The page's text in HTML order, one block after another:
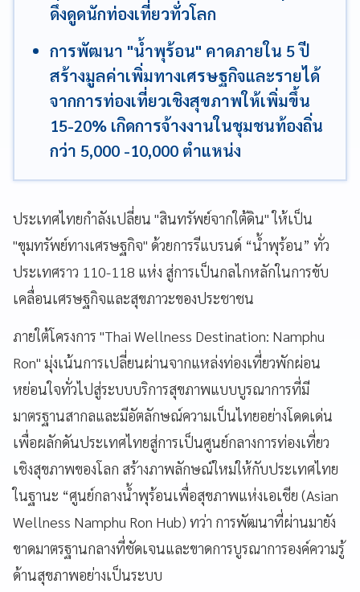
ดึงดูดนักท่องเที่ยวทั่วโลก
การพัฒนา "น้ำพุร้อน" คาดภายใน 5 ปี
สร้างมูลค่าเพิ่มทางเศรษฐกิจและรายได้
จากการท่องเที่ยวเชิงสุขภาพให้เพิ่มขึ้น
15-20% เกิดการจ้างงานในชุมชนท้องถิ่น
กว่า 5,000 -10,000 ตำแหน่ง
ประเทศไทยกำลังเปลี่ยน "สินทรัพย์จากใต้ดิน" ให้เป็น
"ขุมทรัพย์ทางเศรษฐกิจ" ด้วยการรีแบรนด์ “น้ำพุร้อน” ทั่ว
ประเทศราว 110-118 แห่ง สู่การเป็นกลไกหลักในการขับ
เคลื่อนเศรษฐกิจและสุขภาวะของประชาชน
ภายใต้โครงการ "Thai Wellness Destination: Namphu
Ron" มุ่งเน้นการเปลี่ยนผ่านจากแหล่งท่องเที่ยวพักผ่อน
หย่อนใจทั่วไปสู่ระบบบริการสุขภาพแบบบูรณาการที่มี
มาตรฐานสากลและมีอัตลักษณ์ความเป็นไทยอย่างโดดเด่น
เพื่อผลักดันประเทศไทยสู่การเป็นศูนย์กลางการท่องเที่ยว
เชิงสุขภาพของโลก สร้างภาพลักษณ์ใหม่ให้กับประเทศไทย
ในฐานะ “ศูนย์กลางน้ำพุร้อนเพื่อสุขภาพแห่งเอเชีย (Asian
Wellness Namphu Ron Hub) ทว่า การพัฒนาที่ผ่านมายัง
ขาดมาตรฐานกลางที่ชัดเจนและขาดการบูรณาการองค์ความรู้
ด้านสุขภาพอย่างเป็นระบบ